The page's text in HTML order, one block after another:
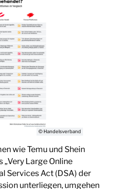
© Handelsverband
wie Temu und Shein
„Very Large Online
Services Act (DSA) der
unterliegen, umgehen